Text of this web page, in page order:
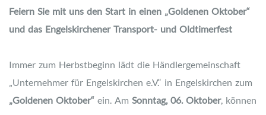
Feiern Sie mit uns den Start in einen „Goldenen Oktober“
und das Engelskirchener Transport- und Oldtimerfest
Immer zum Herbstbeginn lädt die Händlergemeinschaft
„Unternehmer für Engelskirchen e.V.“ in Engelskirchen zum
„Goldenen Oktober“ ein. Am Sonntag, 06. Oktober, können